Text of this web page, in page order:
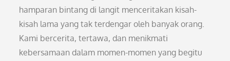
hamparan bintang di langit menceritakan kisah-
kisah lama yang tak terdengar oleh banyak orang.
Kami bercerita, tertawa, dan menikmati
kebersamaan dalam momen-momen yang begitu